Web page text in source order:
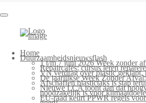
Home
Duurzaamheidsnieuwsflash
1 t/m 7 juni 2026 Week zonder
Repaircafés: cursus leren
VN verdrag over plastic geklapt,
De jaarlijkse Week Zonder
Afschaffen plastictaks is stap
Nieuwe LCA toont aan dat
noodzakelijk is voor
EU-raad keurt PPWR regels